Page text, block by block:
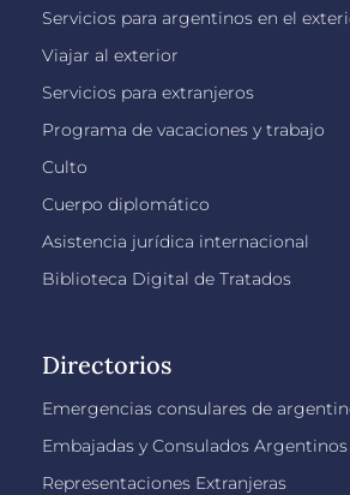
Servicios para argentinos en el
Viajar al exterior
Servicios para extranjeros
Programa de vacaciones y trabajo
Culto
Cuerpo diplomático
Asistencia jurídica internacional
Biblioteca Digital de Tratados
Directorios
Emergencias consulares de
Embajadas y Consulados Argentinos
Representaciones Extranjeras